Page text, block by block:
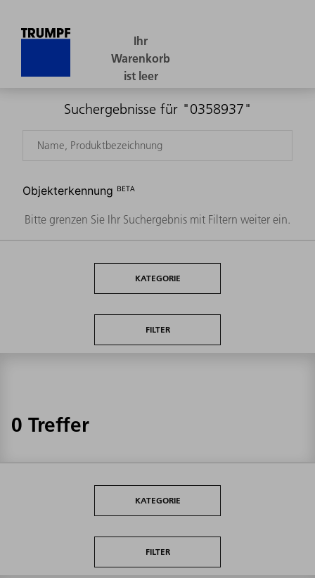
Suchergebnisse für "0358937"
Objekterkennung ᴮᴱᵀᴬ
Bitte grenzen Sie Ihr Suchergebnis mit Filtern weiter ein.
KATEGORIE
FILTER
0 Treffer
KATEGORIE
FILTER